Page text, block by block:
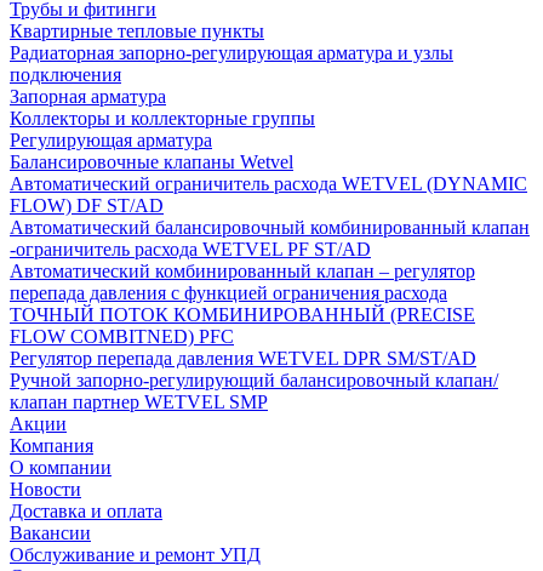
Трубы и фитинги
Квартирные тепловые пункты
Радиаторная запорно-регулирующая арматура и узлы
подключения
Запорная арматура
Коллекторы и коллекторные группы
Регулирующая арматура
Балансировочные клапаны Wetvel
Автоматический ограничитель расхода WETVEL (DYNAMIC
FLOW) DF ST/AD
Автоматический балансировочный комбинированный клапан
-ограничитель расхода WETVEL PF ST/AD
Автоматический комбинированный клапан – регулятор
перепада давления с функцией ограничения расхода
ТОЧНЫЙ ПОТОК КОМБИНИРОВАННЫЙ (PRECISE
FLOW COMBIТNED) PFC
Регулятор перепада давления WETVEL DPR SM/ST/AD
Ручной запорно-регулирующий балансировочный клапан/
клапан партнер WETVEL SMP
Акции
Компания
О компании
Новости
Доставка и оплата
Вакансии
Обслуживание и ремонт УПД